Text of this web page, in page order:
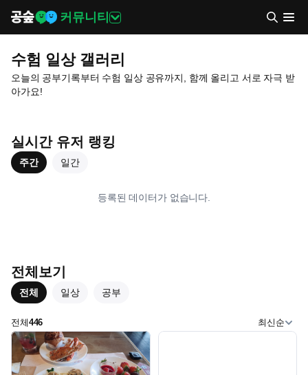
커뮤니티
수험 일상 갤러리
오늘의 공부기록부터 수험 일상 공유까지, 함께 올리고 서로 자극 받
아가요!
실시간 유저 랭킹
주간 일간
등록된 데이터가 없습니다.
전체보기
전체 일상 공부
전체446 최신순